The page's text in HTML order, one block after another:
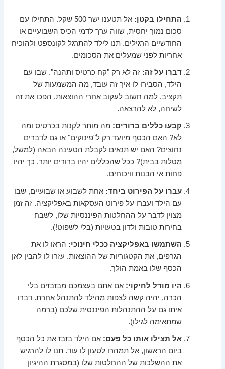
התחילו בקטן:
אל תטענו ישר 500 שקל. התחילו עם
סכום נמוך יחסית, שווה ערך לדמי הכיס השבועיים או
החודשיים הרגילים. תנו לילד להתרגל לקונספט ולהוכיח
אחריות לפני שמעלים את הסכומים.
דברו על זה: זה לא רק "קח כרטיס ותהנה". שבו עם
הילד, הסבירו לו איך זה עובד, מה המשמעות של
תקציב, למה חשוב לעקוב אחרי ההוצאות. הפכו את זה
לשיחה, לא להרצאה.
קבעו כללים ברורים: מה מותר לקנות בכרטיס ומה
לא? האם הכסף מיועד רק ל"פינוקים" או גם לדברים
נחוצים? האם יש תנאים לקבלת הטעינה הבאה (למשל,
מטלות בבית)? ככל שהכללים יהיו ברורים יותר, כך יהיו
פחות אי הבנות וויכוחים.
עברו על הפירוט ביחד: אחת לשבוע או שבועיים, שבו
עם הילד ועברו על פירוט העסקאות באפליקציה. זה זמן
מצוין לדבר על ההחלטות הפיננסיות שלו, לשבח
בחירות טובות ולדון בטעויות (בלי לשפוט!).
השתמשו באפליקציה ככלי חינוכי: הראו לו את
הגרפים, את הקטגוריות של ההוצאות. עזרו לו להבין לאן
הכסף שלו באמת הולך.
היו מודל לחיקוי: אם אתם בעצמכם מבזבזים בלי
הכרה, יהיה קשה לצפות מהילד להתנהל אחרת. דברו
איתו גם על ההתנהלות הפיננסית שלכם (ברמה
שמתאימה לגילו).
אל תצילו אותו כל פעם: אם הילד בזבז את כל הכסף
ביום הראשון, אל תמהרו לטעון לו עוד. תנו לו להרגיש
את ההשלכות של ההחלטות שלו (במסגרת ההיגיון